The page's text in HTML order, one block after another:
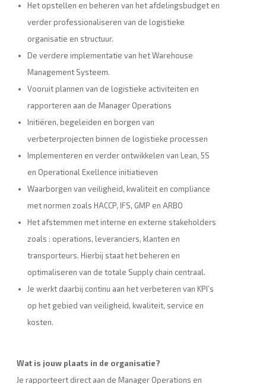
Het opstellen en beheren van het afdelingsbudget en
verder professionaliseren van de logistieke
organisatie en structuur.
De verdere implementatie van het Warehouse
Management Systeem.
Vooruit plannen van de logistieke activiteiten en
rapporteren aan de Manager Operations
Initiëren, begeleiden en borgen van
verbeterprojecten binnen de logistieke processen
Implementeren en verder ontwikkelen van Lean, 5S
en Operational Exellence initiatieven
Waarborgen van veiligheid, kwaliteit en compliance
met normen zoals HACCP, IFS, GMP en ARBO
Het afstemmen met interne en externe stakeholders
zoals : operations, leveranciers, klanten en
transporteurs. Hierbij staat het beheren en
optimaliseren van de totale Supply chain centraal.
Je werkt daarbij continu aan het verbeteren van KPI’s
op het gebied van veiligheid, kwaliteit, service en
kosten.
Wat is jouw plaats in de organisatie?
Je rapporteert direct aan de Manager Operations en